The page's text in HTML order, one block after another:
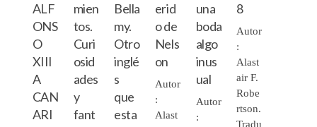
ALF
ONS
O
XIII
A
CAN
ARI
mien
tos.
Curi
osid
ades
y
fant
Bella
my.
Otro
inglé
s
que
esta
erid
o de
Nels
on
Autor
:
Alast
una
boda
algo
inus
ual
Autor
:
8
Autor
:
Alast
air F.
Robe
rtson.
Tradu